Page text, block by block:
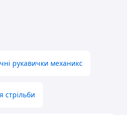
рукавички механикс
стрільби